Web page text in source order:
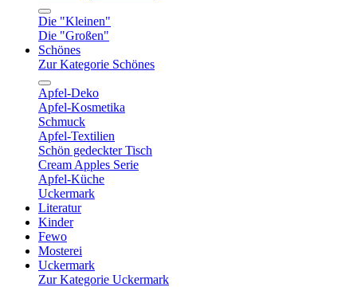
Die "Kleinen"
Die "Großen"
Schönes
Zur Kategorie Schönes
Apfel-Deko
Apfel-Kosmetika
Schmuck
Apfel-Textilien
Schön gedeckter Tisch
Cream Apples Serie
Apfel-Küche
Uckermark
Literatur
Kinder
Fewo
Mosterei
Uckermark
Zur Kategorie Uckermark